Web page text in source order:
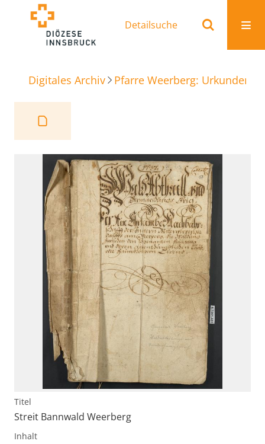
Detailsuche
Digitales Archiv Pfarre Weerberg: Urkunden
Titel
Streit Bannwald Weerberg
Inhalt